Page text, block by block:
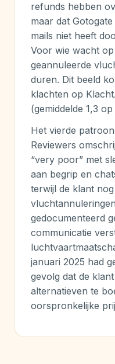
refunds hebben
maar dat
mails niet heeft
Voor wie wacht
geannuleerde
duren. Dit beeld
klachten op
(gemiddelde 1,3
Het vierde
Reviewers
“very poor” met
aan begrip en
terwijl de klant
gedocumenteerd
communicatie
januari 2025 had
gevolg dat de
alternatieven te
oorspronkelijke